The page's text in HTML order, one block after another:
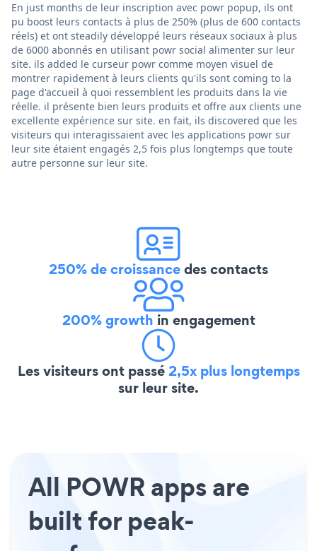
En just months de leur inscription avec powr popup, ils ont
pu boost leurs contacts à plus de 250% (plus de 600 contacts
réels) et ont steadily développé leurs réseaux sociaux à plus
de 6000 abonnés en utilisant powr social alimenter sur leur
site. ils added le curseur powr comme moyen visuel de
montrer rapidement à leurs clients qu'ils sont coming to la
page d'accueil à quoi ressemblent les produits dans la vie
réelle. il présente bien leurs produits et offre aux clients une
excellente expérience sur site. en fait, ils discovered que les
visiteurs qui interagissaient avec les applications powr sur
leur site étaient engagés 2,5 fois plus longtemps que toute
autre personne sur leur site.
250% de croissancedes contacts
200% growth in engagement
Les visiteurs ont passé2,5x plus longtemps
sur leur site.
All POWR apps are
built for peak-